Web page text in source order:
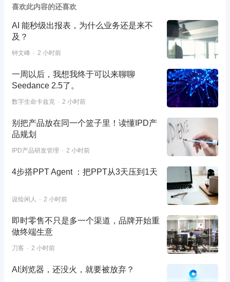
喜欢此内容的还喜欢
AI 能秒级出报表，为什么业务还是来不
及？
钟文峰 2 小时前
一周以后，我想我终于可以来聊聊
Seedance 2.5了。
数字生命卡兹克 2 小时前
别把产品放在同一个篮子里！读懂IPD产
品规划
IPD产品研发管理 2 小时前
4步搭PPT Agent ：把PPT从3天压到1天
设绘闲人 2 小时前
即时零售不只是多一个渠道，品牌开始重
做终端生意
刀客 2 小时前
AI浏览器，还没火，就要被放弃？